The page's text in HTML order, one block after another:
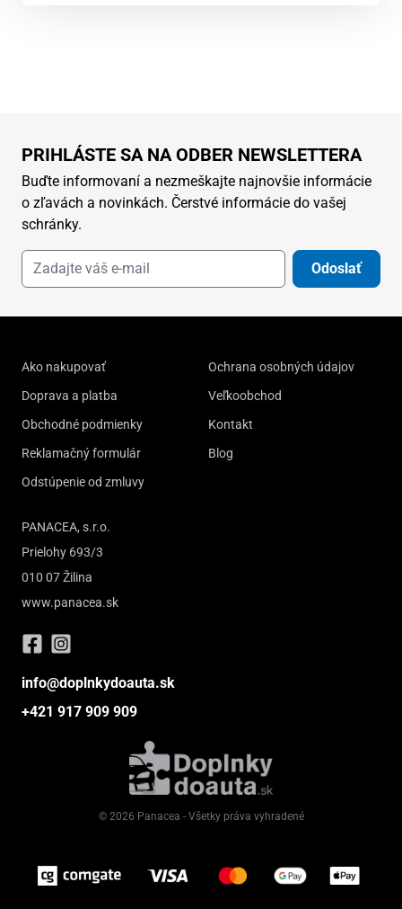
PRIHLÁSTE SA NA ODBER NEWSLETTERA
Buďte informovaní a nezmeškajte najnovšie informácie
o zľavách a novinkách. Čerstvé informácie do vašej
schránky.
Odoslať
Ako nakupovať
Doprava a platba
Obchodné podmienky
Reklamačný formulár
Odstúpenie od zmluvy
Ochrana osobných údajov
Veľkoobchod
Kontakt
Blog
PANACEA, s.r.o.
Prielohy 693/3
010 07 Žilina
www.panacea.sk
info@doplnkydoauta.sk
+421 917 909 909
© 2026 Panacea - Všetky práva vyhradené